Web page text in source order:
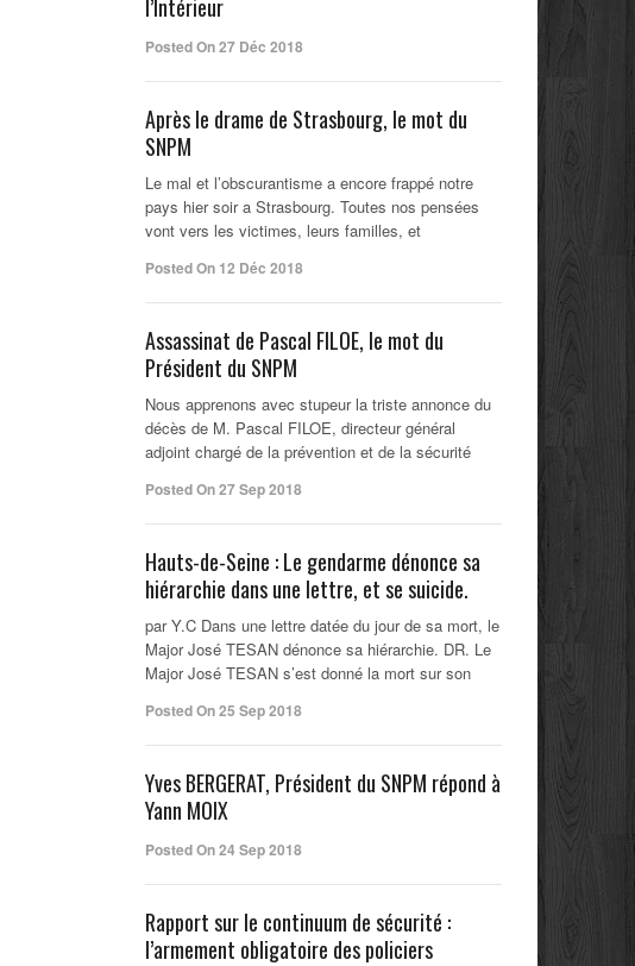
l’Intérieur
Posted On 27 Déc 2018
Après le drame de Strasbourg, le mot du
SNPM
Le mal et l’obscurantisme a encore frappé notre
pays hier soir a Strasbourg. Toutes nos pensées
vont vers les victimes, leurs familles, et
Posted On 12 Déc 2018
Assassinat de Pascal FILOE, le mot du
Président du SNPM
Nous apprenons avec stupeur la triste annonce du
décès de M. Pascal FILOE, directeur général
adjoint chargé de la prévention et de la sécurité
Posted On 27 Sep 2018
Hauts-de-Seine : Le gendarme dénonce sa
hiérarchie dans une lettre, et se suicide.
par Y.C Dans une lettre datée du jour de sa mort, le
Major José TESAN dénonce sa hiérarchie. DR. Le
Major José TESAN s’est donné la mort sur son
Posted On 25 Sep 2018
Yves BERGERAT, Président du SNPM répond à
Yann MOIX
Posted On 24 Sep 2018
Rapport sur le continuum de sécurité :
l’armement obligatoire des policiers